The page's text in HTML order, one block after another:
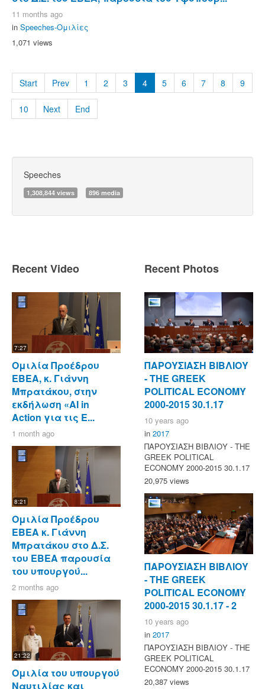
11 months ago
in Speeches-Ομιλίες
1,071 views
Start Prev 1 2 3 4 5 6 7 8 9
10 Next End
Speeches
1,308,844 views 896 media
Recent Video
7:27
Ομιλία Προέδρου
ΕΒΕΑ, κ. Γιάννη
Μπρατάκου, στην
εκδήλωση «AI in
Action για τις Ε...
1 month ago
8:21
Ομιλία Προέδρου
ΕΒΕΑ κ. Γιάννη
Μπρατάκου στο Δ.Σ.
του ΕΒΕΑ παρουσία
του υπουργού...
2 months ago
21:22
Ομιλία του υπουργού
Ναυτιλίας και
Recent Photos
ΠΑΡΟΥΣΙΑΣΗ ΒΙΒΛΙΟΥ
- ΤΗΕ GREEK
POLITICAL ECONOMY
2000-2015 30.1.17
10 years ago
in 2017
ΠΑΡΟΥΣΙΑΣΗ ΒΙΒΛΙΟΥ - ΤΗΕ
GREEK POLITICAL
ECONOMY 2000-2015 30.1.17
20,975 views
ΠΑΡΟΥΣΙΑΣΗ ΒΙΒΛΙΟΥ
- ΤΗΕ GREEK
POLITICAL ECONOMY
2000-2015 30.1.17 - 2
10 years ago
in 2017
ΠΑΡΟΥΣΙΑΣΗ ΒΙΒΛΙΟΥ - ΤΗΕ
GREEK POLITICAL
ECONOMY 2000-2015 30.1.17
20,387 views